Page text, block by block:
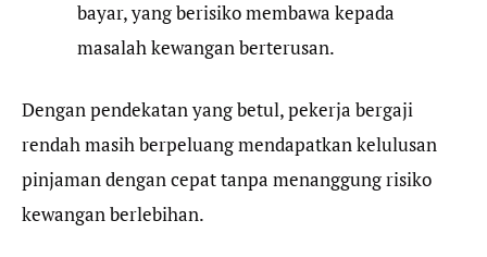
bayar, yang berisiko membawa kepada
masalah kewangan berterusan.
Dengan pendekatan yang betul, pekerja bergaji
rendah masih berpeluang mendapatkan kelulusan
pinjaman dengan cepat tanpa menanggung risiko
kewangan berlebihan.